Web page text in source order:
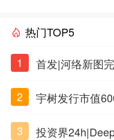
热门TOP5
1
首发|河络新图
2
宇树发行市值
3
投资界